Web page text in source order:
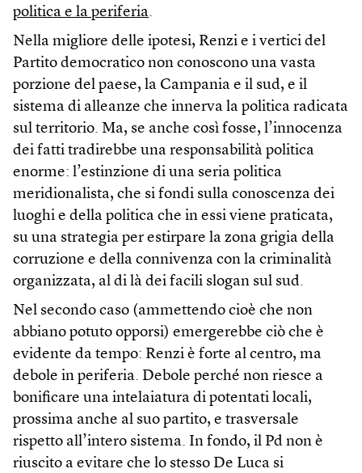
politica e la periferia.
Nella migliore delle ipotesi, Renzi e i vertici del
Partito democratico non conoscono una vasta
porzione del paese, la Campania e il sud, e il
sistema di alleanze che innerva la politica radicata
sul territorio. Ma, se anche così fosse, l’innocenza
dei fatti tradirebbe una responsabilità politica
enorme: l’estinzione di una seria politica
meridionalista, che si fondi sulla conoscenza dei
luoghi e della politica che in essi viene praticata,
su una strategia per estirpare la zona grigia della
corruzione e della connivenza con la criminalità
organizzata, al di là dei facili slogan sul sud.
Nel secondo caso (ammettendo cioè che non
abbiano potuto opporsi) emergerebbe ciò che è
evidente da tempo: Renzi è forte al centro, ma
debole in periferia. Debole perché non riesce a
bonificare una intelaiatura di potentati locali,
prossima anche al suo partito, e trasversale
rispetto all’intero sistema. In fondo, il Pd non è
riuscito a evitare che lo stesso De Luca si